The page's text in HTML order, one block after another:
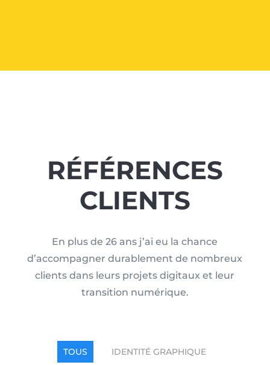
RÉFÉRENCES
CLIENTS
En plus de 26 ans j’ai eu la chance
d’accompagner durablement de nombreux
clients dans leurs projets digitaux et leur
transition numérique.
TOUS
IDENTITÉ GRAPHIQUE